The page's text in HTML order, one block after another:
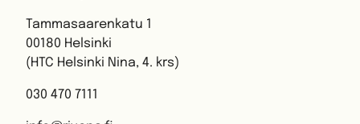
Tammasaarenkatu 1
00180 Helsinki
(HTC Helsinki Nina, 4. krs)
030 470 7111